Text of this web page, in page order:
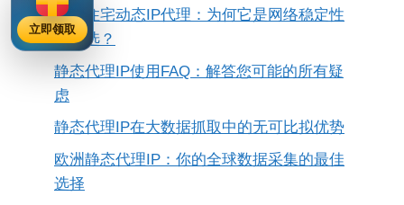
台湾住宅动态IP代理：为何它是网络稳定性
的首选？
静态代理IP使用FAQ：解答您可能的所有疑
虑
静态代理IP在大数据抓取中的无可比拟优势
欧洲静态代理IP：你的全球数据采集的最佳
选择
立即领取